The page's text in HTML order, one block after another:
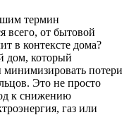
термин
всего, от бытовой
в контексте дома?
дом, который
минимизировать потери
Это не просто
к снижению
газ или